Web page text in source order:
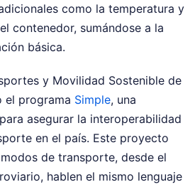
como la temperatura y
contenedor, sumándose a la
básica.
y Movilidad Sostenible de
el programa Simple, una
asegurar la interoperabilidad
en el país. Este proyecto
de transporte, desde el
hablen el mismo lenguaje